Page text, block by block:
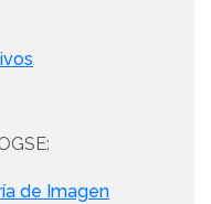
de Imagen